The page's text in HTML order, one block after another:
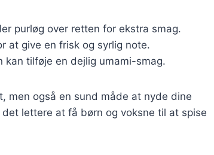
purløg over retten for ekstra smag.
at give en frisk og syrlig note.
kan tilføje en dejlig umami-smag.
men også en sund måde at nyde dine
lettere at få børn og voksne til at spise